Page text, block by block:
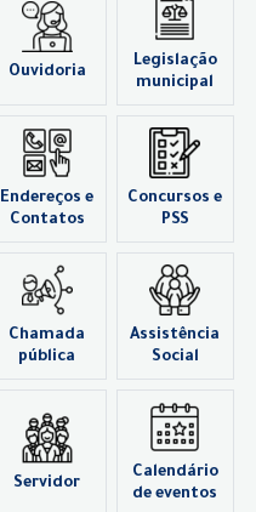
Ouvidoria
Legislação
municipal
Endereços e
Contatos
Concursos e
PSS
Chamada
pública
Assistência
Social
Servidor
Calendário
de eventos